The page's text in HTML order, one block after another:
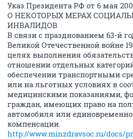
Указ Президента РФ от 6 мая
О НЕКОТОРЫХ МЕРАХ
ИНВАЛИДОВ
В связи с празднованием 63-й
Великой Отечественной войне
целях выполнения
отношении отдельных
обеспечении транспортными
или на льготных условиях в
медицинскими показаниями,
граждан, имеющих право на
автомобиля или
компенсации.
http://www.minzdravsoc.ru/docs/